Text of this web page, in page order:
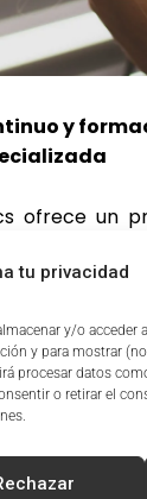
tu privacidad
y/o
y para mostrar
procesar datos
o retirar el
y
ofrece un
la gestión
de Río
eficiente y
del
del negocio.